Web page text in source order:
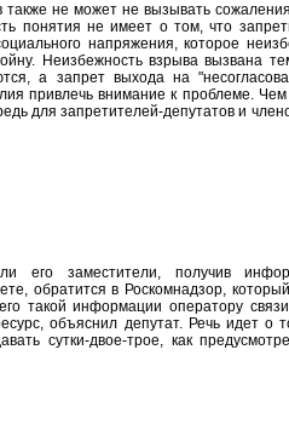
не может не вызывать
понятия не имеет о том, что
напряжения, которое
Неизбежность взрыва вызвана
а запрет выхода на
привлечь внимание к проблеме.
для запретителей-депутатов и
его заместители, получив
обратится в Роскомнадзор,
такой информации оператору
объяснил депутат. Речь идет о
сутки-двое-трое, как